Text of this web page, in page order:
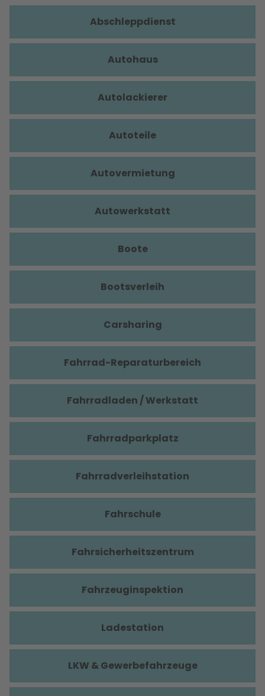
Abschleppdienst
Autohaus
Autolackierer
Autoteile
Autovermietung
Autowerkstatt
Boote
Bootsverleih
Carsharing
Fahrrad-Reparaturbereich
Fahrradladen / Werkstatt
Fahrradparkplatz
Fahrradverleihstation
Fahrschule
Fahrsicherheitszentrum
Fahrzeuginspektion
Ladestation
LKW & Gewerbefahrzeuge